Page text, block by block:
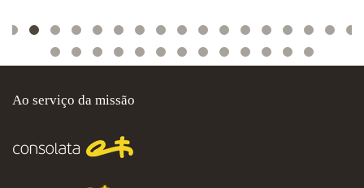
Ao serviço da missão